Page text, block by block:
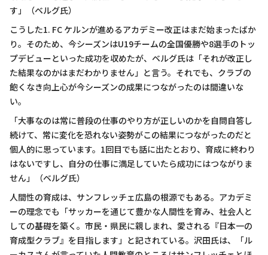
す」（ベルグ氏）
こうした1. FC ケルンが進めるアカデミー改正はまだ始まったばか
り。そのため、今シーズンはU19チームの全国優勝や8選手のトッ
プデビューといった成功を収めたが、ベルグ氏は「それが改正し
た結果なのかはまだわかりません」と言う。それでも、クラブの
飽くなき向上心が今シーズンの成果につながったのは間違いな
い。
「大事なのは常に普段の仕事のやり方が正しいのかを自問自答し
続けて、常に変化を恐れない姿勢がこの結果につながったのだと
個人的に思っています。1回目でも話に出たとおり、育成に終わり
はないですし、自分の仕事に満足していたら成功にはつながりま
せん」（ベルグ氏）
人間性の育成は、サンフレッチェ広島の根源でもある。アカデミ
ーの理念でも「サッカーを通じて豊かな人間性を育み、社会人と
しての基礎を築く。市民・県民に親しまれ、愛される『日本一の
育成型クラブ』を目指します」と記されている。沢田氏は、「ル